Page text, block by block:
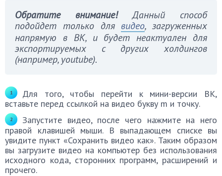
Обратите внимание!Данный способ
подойдет только для видео, загруженных
напрямую в ВК, и будет неактуален для
экспортируемых с других холдингов
(например, youtube).
Для того, чтобы перейти к мини-версии ВК,
вставьте перед ссылкой на видео букву m и точку.
Запустите видео, после чего нажмите на него
правой клавишей мыши. В выпадающем списке вы
увидите пункт «Сохранить видео как». Таким образом
вы загрузите видео на компьютер без использования
исходного кода, сторонних программ, расширений и
прочего.